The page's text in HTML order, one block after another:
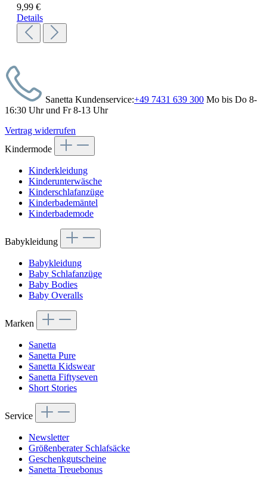
9,99 €
Details
Sanetta Kundenservice:+49 7431 639 300 Mo bis Do 8-
16:30 Uhr und Fr 8-13 Uhr
Vertrag widerrufen
Kindermode
Kinderkleidung
Kinderunterwäsche
Kinderschlafanzüge
Kinderbademäntel
Kinderbademode
Babykleidung
Babykleidung
Baby Schlafanzüge
Baby Bodies
Baby Overalls
Marken
Sanetta
Sanetta Pure
Sanetta Kidswear
Sanetta Fiftyseven
Short Stories
Service
Newsletter
Größenberater Schlafsäcke
Geschenkgutscheine
Sanetta Treuebonus